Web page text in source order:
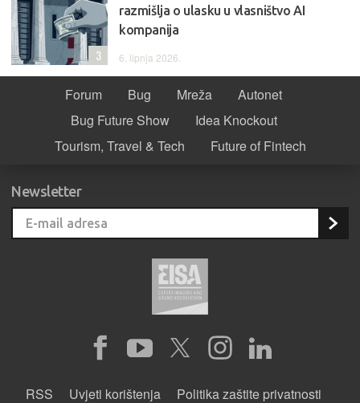
razmišlja o ulasku u vlasništvo AI
kompanija
6. lipnja 2026.
3
Forum Bug Mreža
Autonet
Bug Future Show
Idea Knockout
Tourism, Travel & Tech
Future of Fintech
Newsletter
RSS Uvjeti korištenja Politika zaštite privatnosti